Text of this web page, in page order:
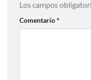
Los campos
Comentario*